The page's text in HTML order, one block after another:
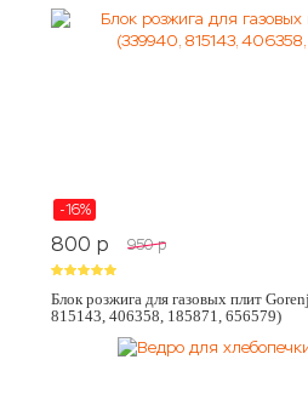
-16%
800 p 950 p
Блок розжига для газовых плит
815143, 406358, 185871, 656579)